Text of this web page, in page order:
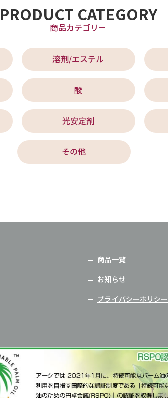
PRODUCT CATEGORY
商品カテゴリー
溶剤/エステル
酸
光安定剤
その他
商品一覧
お知らせ
プライバシーポリシー